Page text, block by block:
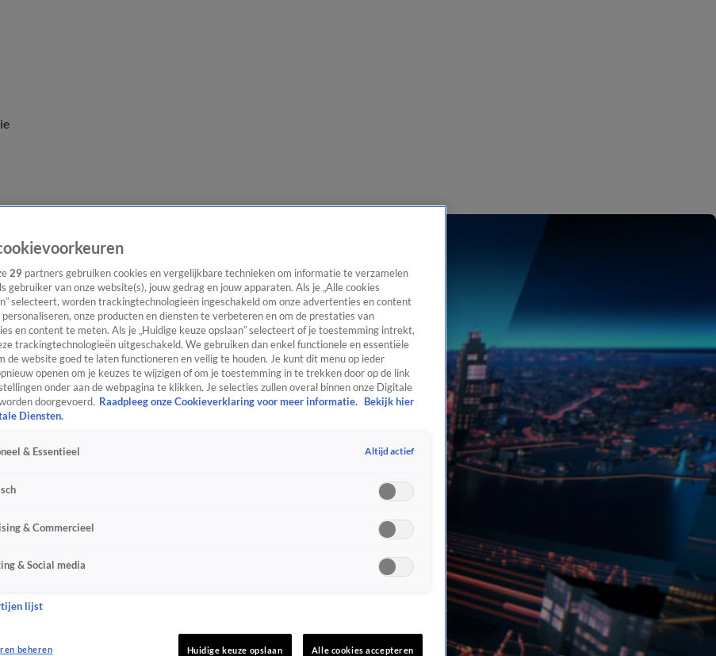
29 partners gebruiken cookies en vergelijkbare technieken om informatie te verzamelen
gebruiker van onze website(s), jouw gedrag en jouw apparaten. Als je „Alle cookies
selecteert, worden trackingtechnologieën ingeschakeld om onze advertenties en content
onze producten en diensten te verbeteren en om de prestaties van
en content te meten. Als je „Huidige keuze opslaan” selecteert of je toestemming intrekt,
trackingtechnologieën uitgeschakeld. We gebruiken dan enkel functionele en essentiële
de website goed te laten functioneren en veilig te houden. Je kunt dit menu op ieder
openen om je keuzes te wijzigen of om je toestemming in te trekken door op de link
onder aan de webpagina te klikken. Je selecties zullen overal binnen onze Digitale
doorgevoerd. Raadpleeg onze Cookieverklaring voor meer informatie.
Bekijk hier
Diensten.
& Essentieel Altijd actief
& Commercieel
& Social media
lijst
beheren Huidige keuze opslaan Alle cookies accepteren